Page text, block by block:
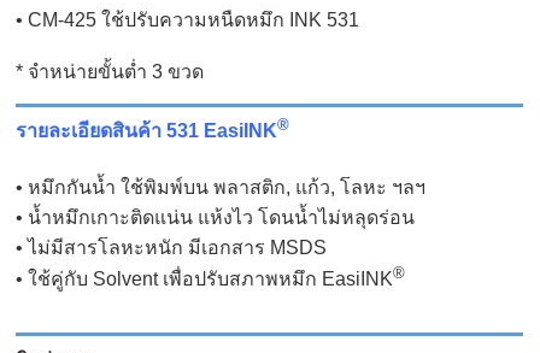
• CM-425 ใช้ปรับความหนืดหมึก INK 531
* จำหน่ายขั้นต่ำ 3 ขวด
รายละเอียดสินค้า 531 EasiINK®
• หมึกกันน้ำ ใช้พิมพ์บน พลาสติก, แก้ว, โลหะ ฯลฯ
• น้ำหมึกเกาะติดแน่น แห้งไว โดนน้ำไม่หลุดร่อน
• ไม่มีสารโลหะหนัก มีเอกสาร MSDS
• ใช้คู่กับ Solvent เพื่อปรับสภาพหมึก EasiINK®